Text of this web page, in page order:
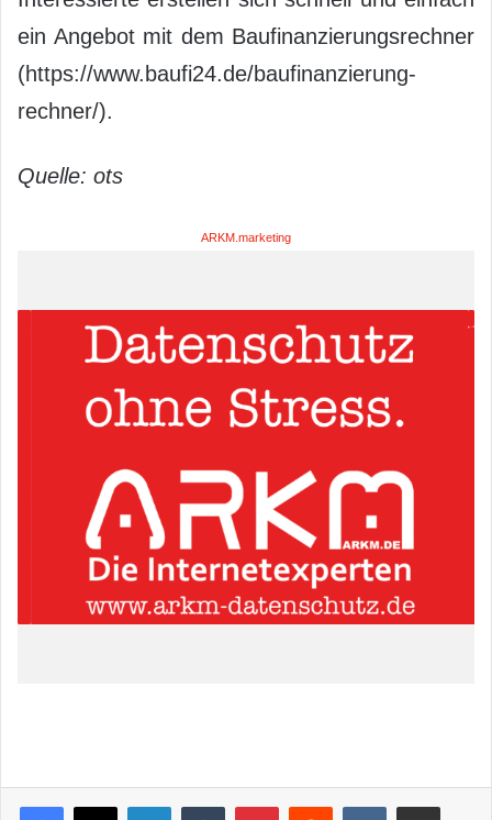
ein Angebot mit dem Baufinanzierungsrechner
(https://www.baufi24.de/baufinanzierung-
rechner/).
Quelle: ots
ARKM.marketing
LinkedIn VKontakte